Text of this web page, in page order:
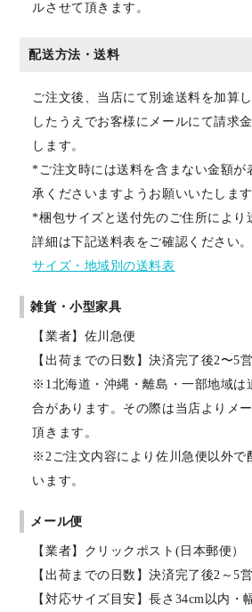
ルさせて頂きます。
配送方法・送料
ご注文後、当店にて別途送料を加算
したうえでお客様にメールにて請求
します。
*ご注文時には送料を含まない金額が
承くださいますようお願いいたします
*梱包サイズと送付先のご住所により
詳細は下記送料表をご確認ください。
サイズ・地域別の送料表
雑貨・小型家具
【業者】佐川急便
【出荷までの日数】決済完了後2〜5
※1北海道・沖縄・離島・一部地域は
合があります。その際は当店よりメ
頂きます。
※2ご注文内容により佐川急便以外で
います。
メール便
【業者】クリックポスト(日本郵便）
【出荷までの日数】決済完了後2～5
【対応サイズ目安】長さ34cm以内・